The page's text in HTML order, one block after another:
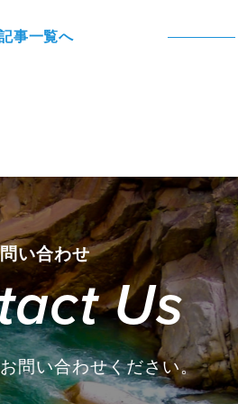
事一覧へ
い合わせ
Us
問い合わせください。